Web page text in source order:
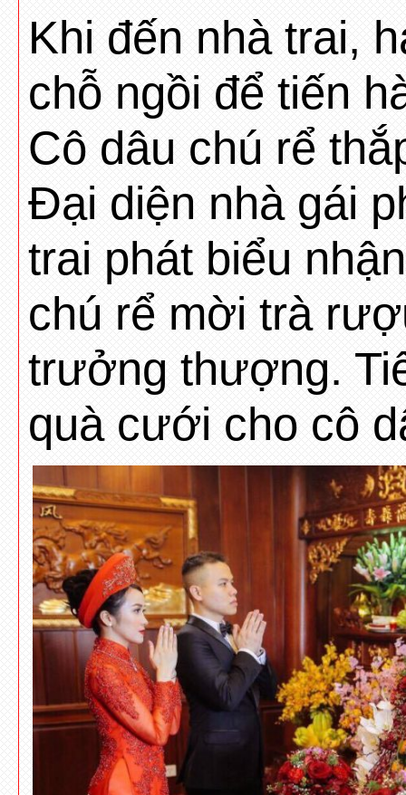
Khi đến nhà trai,
chỗ ngồi để tiến
Cô dâu chú rể
Đại diện nhà gái
trai phát biểu
chú rể mời trà
trưởng thượng.
quà cưới cho cô